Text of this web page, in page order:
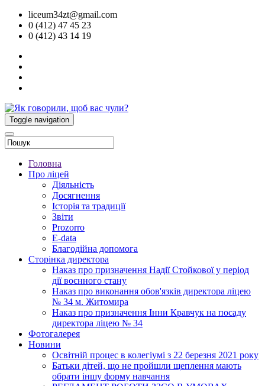
liceum34zt@gmail.com
0 (412) 47 45 23
0 (412) 43 14 19
Toggle navigation
Головна
Про ліцей
Діяльність
Досягнення
Історія та традиції
Звіти
Prozorro
E-data
Благодійна допомога
Сторінка директора
Наказ про призначення Надії Стойкової у період
дії воєнного стану
Наказ про виконання обов'язків директора ліцею
№ 34 м. Житомира
Наказ про призначення Інни Кравчук на посаду
директора ліцею № 34
Фотогалерея
Новини
Освітній процес в колегіумі з 22 березня 2021 року
Батьки дітей, що не пройшли щеплення мають
обрати іншу форму навчання